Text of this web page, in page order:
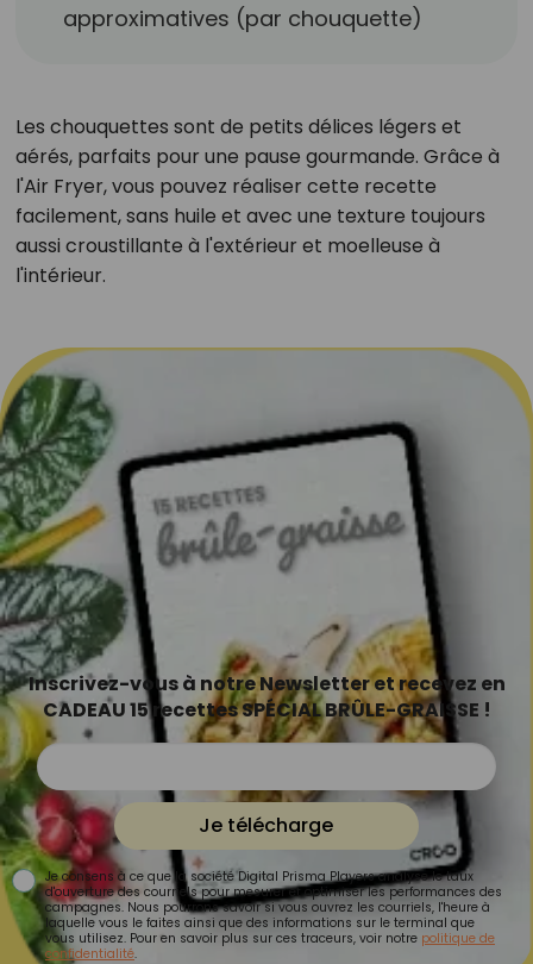
approximatives (par chouquette)
Les chouquettes sont de petits délices légers et
aérés, parfaits pour une pause gourmande. Grâce à
l'Air Fryer, vous pouvez réaliser cette recette
facilement, sans huile et avec une texture toujours
aussi croustillante à l'extérieur et moelleuse à
l'intérieur.
Inscrivez-vous à notre Newsletter et recevez en
CADEAU 15 recettes SPÉCIAL BRÛLE-GRAISSE !
Je télécharge
Je consens à ce que la société Digital Prisma Players analyse le taux
d'ouverture des courriels pour mesurer et optimiser les performances des
campagnes. Nous pourrons savoir si vous ouvrez les courriels, l'heure à
laquelle vous le faites ainsi que des informations sur le terminal que
vous utilisez. Pour en savoir plus sur ces traceurs, voir notre politique de
confidentialité.